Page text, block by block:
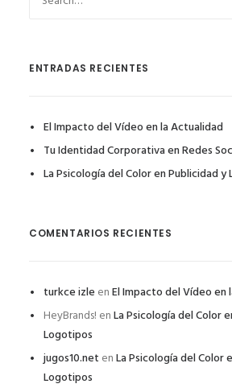
ENTRADAS RECIENTES
El Impacto del Vídeo en la Actualidad
Tu Identidad Corporativa en Redes
La Psicología del Color en Publicidad
COMENTARIOS RECIENTES
turkce izle enEl Impacto del Vídeo en
HeyBrands! enLa Psicología del Color
Logotipos
jugos10.net enLa Psicología del Color
Logotipos